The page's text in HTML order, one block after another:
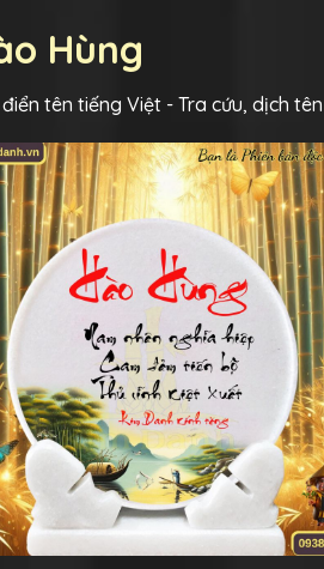
Hùng
tên tiếng Việt - Tra cứu, dịch tên